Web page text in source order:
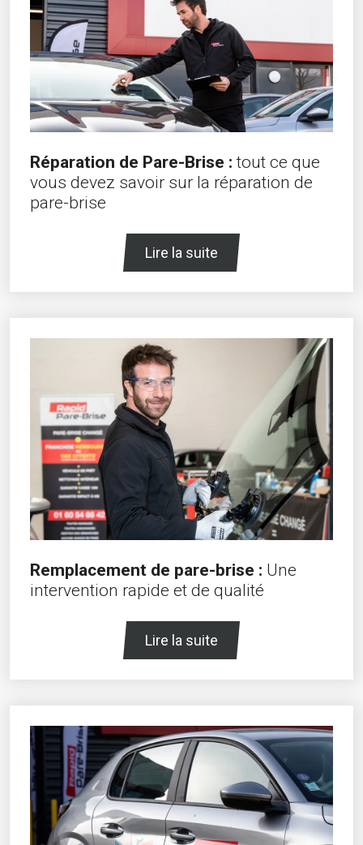
Réparation de Pare-Brise : tout ce que
vous devez savoir sur la réparation de
pare-brise
Lire la suite
Remplacement de pare-brise : Une
intervention rapide et de qualité
Lire la suite